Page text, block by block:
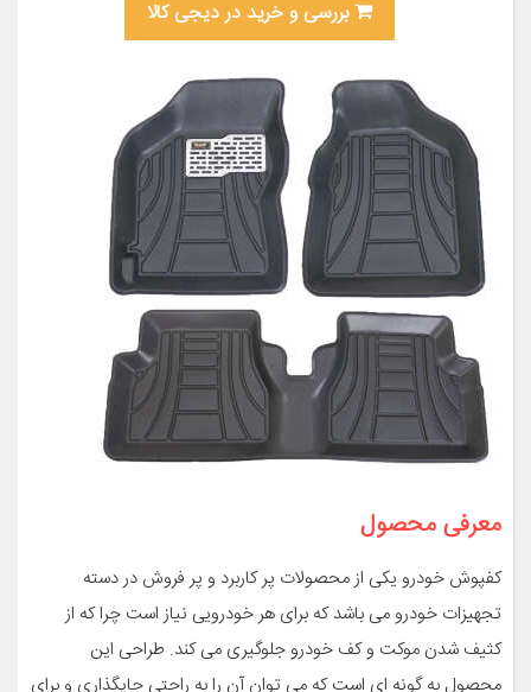
بررسی و خرید در دیجی کالا
معرفی محصول
کفپوش خودرو یکی از محصولات پر کاربرد و پر فروش در دسته
تجهیزات خودرو می باشد که برای هر خودرویی نیاز است چرا که از
کثیف شدن موکت و کف خودرو جلوگیری می کند. طراحی این
محصول به گونه ای است که می توان آن را به راحتی جایگذاری و برای